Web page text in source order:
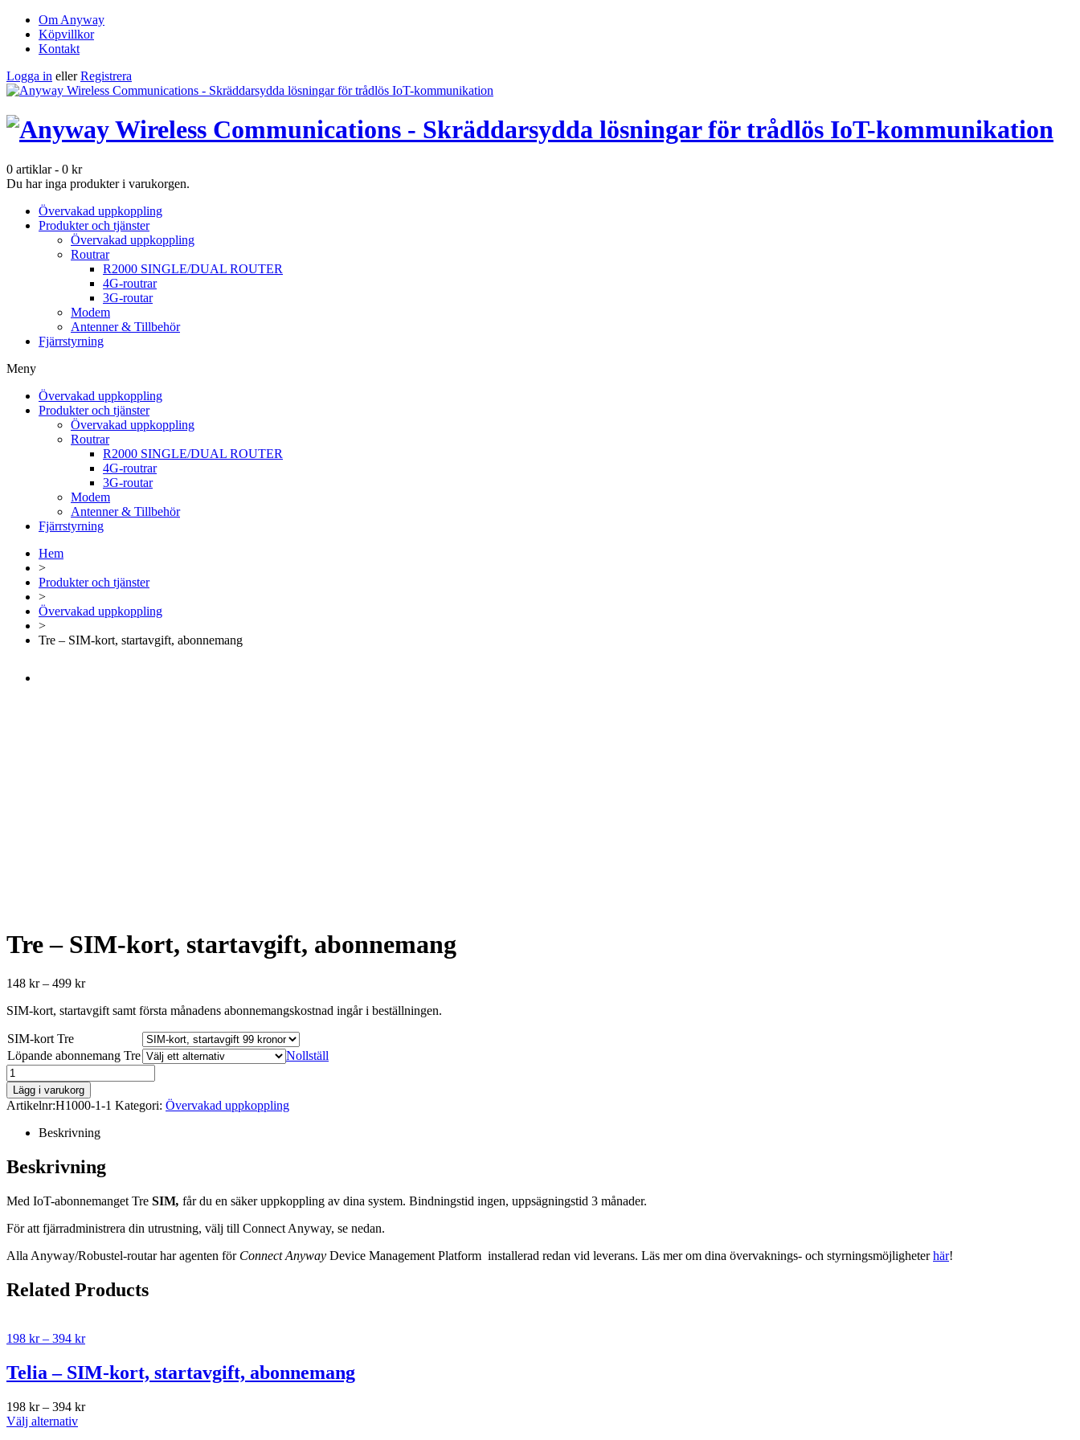
Om Anyway
Köpvillkor
Kontakt
Logga in ellerRegistrera
0 artiklar - 0 kr
Du har inga produkter i varukorgen.
Övervakad uppkoppling
Produkter och tjänster
Övervakad uppkoppling
Routrar
R2000 SINGLE/DUAL ROUTER
4G-routrar
3G-routar
Modem
Antenner & Tillbehör
Fjärrstyrning
Meny
Övervakad uppkoppling
Produkter och tjänster
Övervakad uppkoppling
Routrar
R2000 SINGLE/DUAL ROUTER
4G-routrar
3G-routar
Modem
Antenner & Tillbehör
Fjärrstyrning
Hem
>
Produkter och tjänster
>
Övervakad uppkoppling
>
Tre – SIM-kort, startavgift, abonnemang
Tre – SIM-kort, startavgift, abonnemang
148 kr– 499 kr
SIM-kort, startavgift samt första månadens abonnemangskostnad ingår i beställningen.
SIM-kort Tre
Löpande abonnemang Tre
Nollställ
Lägg i varukorg
Artikelnr:H1000-1-1 Kategori: Övervakad uppkoppling
Beskrivning
Beskrivning
Med IoT-abonnemanget Tre SIM, får du en säker uppkoppling av dina system. Bindningstid ingen, uppsägningstid 3 månader.
För att fjärradministrera din utrustning, välj till Connect Anyway, se nedan.
Alla Anyway/Robustel-routar har agenten för Connect Anyway Device Management Platform installerad redan vid leverans. Läs mer om dina övervaknings- och styrningsmöjligheterhär!
Related Products
198 kr– 394 kr
Telia – SIM-kort, startavgift, abonnemang
198 kr– 394 kr
Välj alternativ